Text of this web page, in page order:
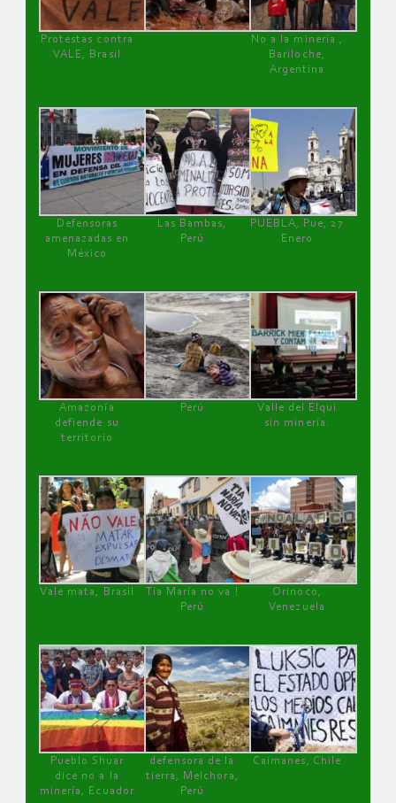
Protestas contra
VALE, Brasil
No a la minería ,
Bariloche,
Argentina
Defensoras
amenazadas en
México
Las Bambas,
Perú
PUEBLA, Pue, 27
Enero
Amazonía
defiende su
territorio
Perú
Valle del Elqui
sin minería.
Vale mata, Brasil
Tía María no va !
Perú
Orinoco,
Venezuela
Pueblo Shuar
dice no a la
minería, Ecuador
defensora de la
tierra, Melchora,
Perú
Caimanes, Chile